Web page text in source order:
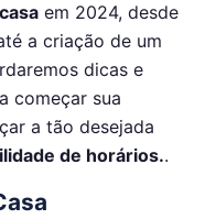
em 2024, desde
a criação de um
dicas e
começar sua
a tão desejada
de horários..